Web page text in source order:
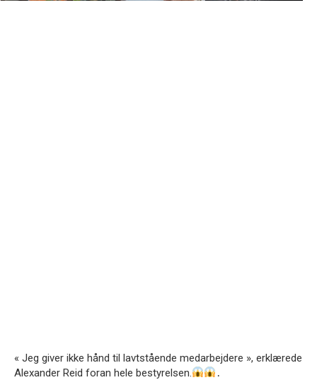
« Jeg giver ikke hånd til lavtstående medarbejdere », erklærede
Alexander Reid foran hele bestyrelsen.
․